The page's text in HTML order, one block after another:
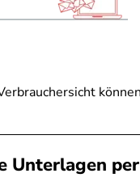
Unterlagen